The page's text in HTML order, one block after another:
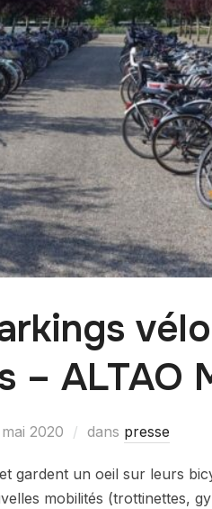
– ALTAO
2020 dans presse
gardent un oeil sur leurs
mobilités (trottinettes,